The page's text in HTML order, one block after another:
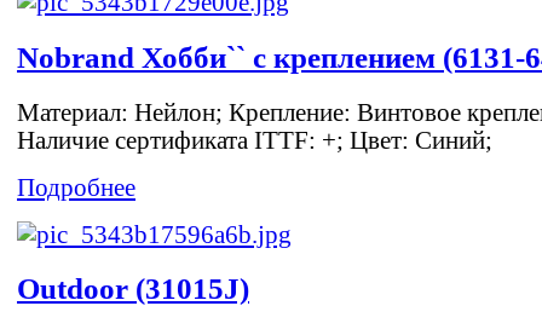
Nobrand Хобби`` с креплением (6131-
Материал: Нейлон; Крепление: Винтовое
Наличие сертификата ITTF: +; Цвет: Синий;
Подробнее
Outdoor (31015J)